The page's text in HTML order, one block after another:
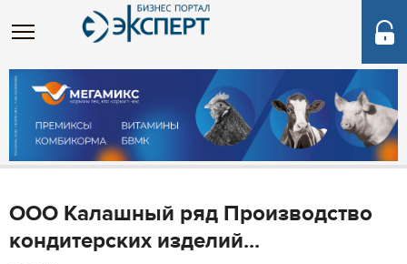
ООО Калашный ряд Производство
кондитерских изделий...